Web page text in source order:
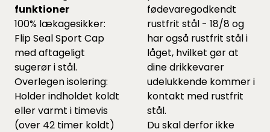
funktioner
100% lækagesikker:
Flip Seal Sport Cap
med aftageligt
sugerør i stål.
Overlegen isolering:
Holder indholdet koldt
eller varmt i timevis
(over 42 timer koldt)
fødevaregodkendt
rustfrit stål - 18/8 og
har også rustfrit stål i
låget, hvilket gør at
dine drikkevarer
udelukkende kommer i
kontakt med rustfrit
stål.
Du skal derfor ikke